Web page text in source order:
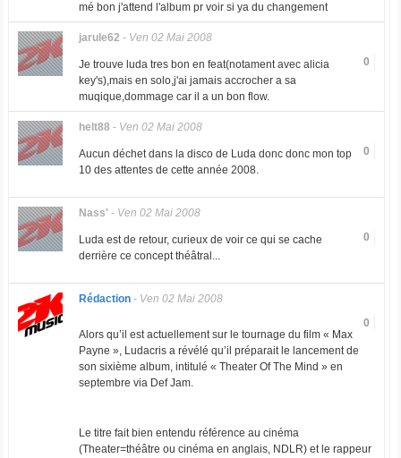
mé bon j'attend l'album pr voir si ya du changement
jarule62 - Ven 02 Mai 2008
0
Je trouve luda tres bon en feat(notament avec alicia
key's),mais en solo,j'ai jamais accrocher a sa
muqique,dommage car il a un bon flow.
helt88 - Ven 02 Mai 2008
0
Aucun déchet dans la disco de Luda donc donc mon top
10 des attentes de cette année 2008.
Nass' - Ven 02 Mai 2008
0
Luda est de retour, curieux de voir ce qui se cache
derrière ce concept théâtral...
Rédaction- Ven 02 Mai 2008
0
Alors qu’il est actuellement sur le tournage du film « Max
Payne », Ludacris a révélé qu’il préparait le lancement de
son sixième album, intitulé « Theater Of The Mind » en
septembre via Def Jam.
Le titre fait bien entendu référence au cinéma
(Theater=théâtre ou cinéma en anglais, NDLR) et le rappeur